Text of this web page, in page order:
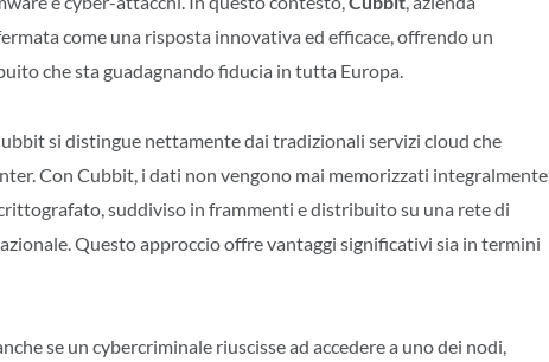
come una risposta innovativa ed efficace, offrendo un
che sta guadagnando fiducia in tutta Europa.
si distingue nettamente dai tradizionali servizi cloud che
Con Cubbit, i dati non vengono mai memorizzati integralmente
suddiviso in frammenti e distribuito su una rete di
Questo approccio offre vantaggi significativi sia in termini
se un cybercriminale riuscisse ad accedere a uno dei nodi,